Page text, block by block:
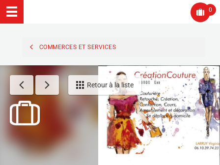
0
COMMERCES ET SERVICES
Retour à la liste